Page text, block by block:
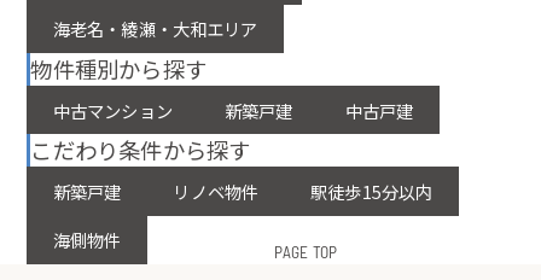
海老名・綾瀬・大和エリア
物件種別から探す
中古マンション 新築戸建 中古戸建
こだわり条件から探す
新築戸建 リノベ物件
駅徒歩15分以内
海側物件
PAGE TOP